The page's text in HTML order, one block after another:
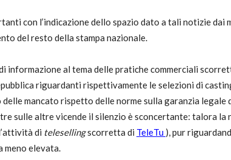
con l’indicazione dello spazio dato a tali notizie
del resto della stampa nazionale.
informazione al tema delle pratiche commerciali
riguardanti rispettivamente le selezioni di
mancato rispetto delle norme sulla garanzia legale
sulle altre vicende il silenzio è sconcertante: talora
di telesellingscorretta di TeleTu ), pur
meno elevata.